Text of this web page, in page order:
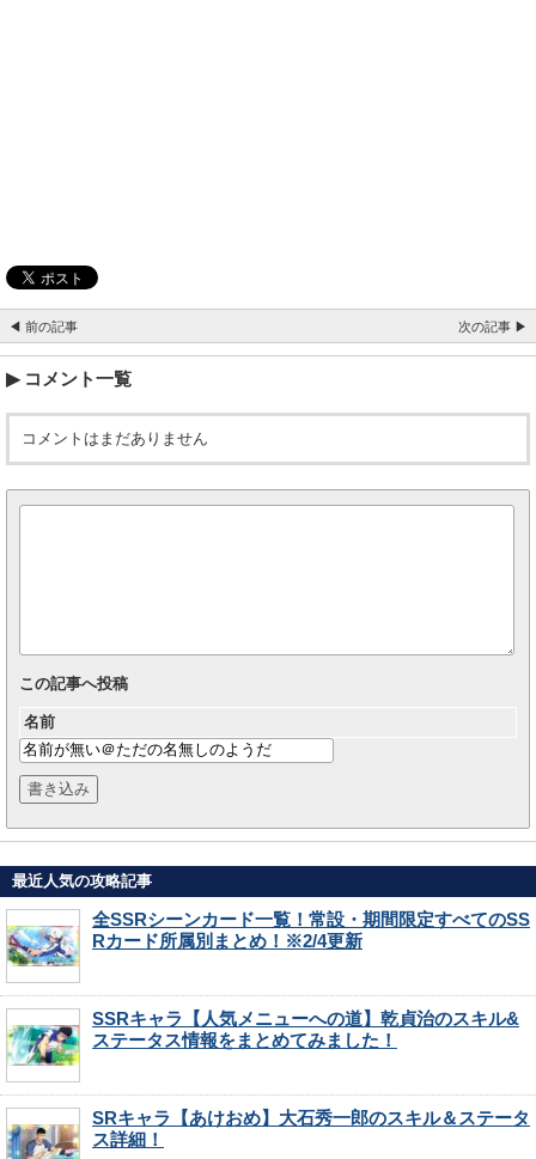
◀ 前の記事 次の記事 ▶
コメント一覧
コメントはまだありません
この記事へ投稿
名前
最近人気の攻略記事
全SSRシーンカード一覧！常設・期間限定すべてのSS
Rカード所属別まとめ！※2/4更新
SSRキャラ【人気メニューへの道】乾貞治のスキル&
ステータス情報をまとめてみました！
SRキャラ【あけおめ】大石秀一郎のスキル＆ステータ
ス詳細！